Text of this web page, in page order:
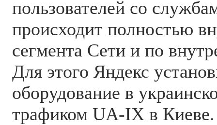
пользователей со
происходит полностью
сегмента Сети и по
Для этого Яндекс
оборудование в
трафиком UA-IX в Киеве.